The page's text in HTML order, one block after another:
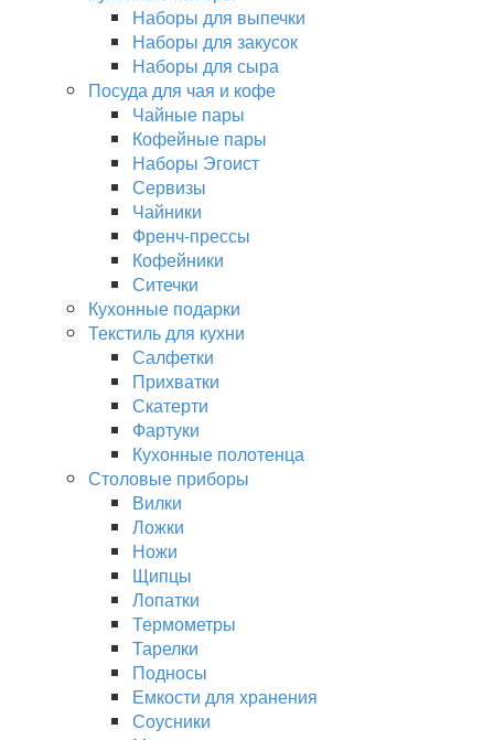
Наборы для выпечки
Наборы для закусок
Наборы для сыра
Посуда для чая и кофе
Чайные пары
Кофейные пары
Наборы Эгоист
Сервизы
Чайники
Френч-прессы
Кофейники
Ситечки
Кухонные подарки
Текстиль для кухни
Салфетки
Прихватки
Скатерти
Фартуки
Кухонные полотенца
Столовые приборы
Вилки
Ложки
Ножи
Щипцы
Лопатки
Термометры
Тарелки
Подносы
Емкости для хранения
Соусники